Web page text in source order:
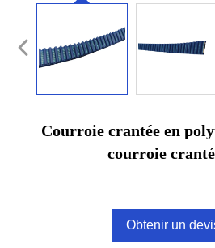
Courroie crantée en
courroie
Obtenir un